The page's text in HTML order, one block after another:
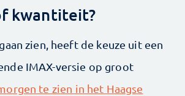
kwantiteit?
zien, heeft de keuze uit een
IMAX-versie op groot
te zien in het Haagse